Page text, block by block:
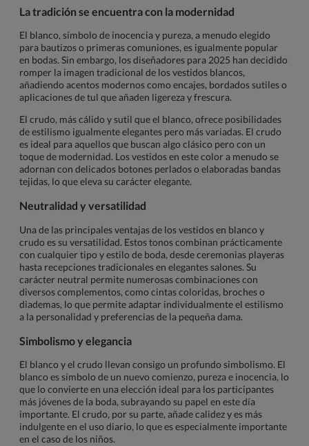
La tradición se encuentra con la modernidad
El blanco, símbolo de inocencia y pureza, a menudo elegido
para bautizos o primeras comuniones, es igualmente popular
en bodas. Sin embargo, los diseñadores para 2025 han decidido
romper la imagen tradicional de los vestidos blancos,
añadiendo acentos modernos como encajes, bordados sutiles o
aplicaciones de tul que añaden ligereza y frescura.
El crudo, más cálido y sutil que el blanco, ofrece posibilidades
de estilismo igualmente elegantes pero más variadas. El crudo
es ideal para aquellos que buscan algo clásico pero con un
toque de modernidad. Los vestidos en este color a menudo se
adornan con delicados botones perlados o elaboradas bandas
tejidas, lo que eleva su carácter elegante.
Neutralidad y versatilidad
Una de las principales ventajas de los vestidos en blanco y
crudo es su versatilidad. Estos tonos combinan prácticamente
con cualquier tipo y estilo de boda, desde ceremonias playeras
hasta recepciones tradicionales en elegantes salones. Su
carácter neutral permite numerosas combinaciones con
diversos complementos, como cintas coloridas, broches o
diademas, lo que permite adaptar individualmente el estilismo
a la personalidad y preferencias de la pequeña dama.
Simbolismo y elegancia
El blanco y el crudo llevan consigo un profundo simbolismo. El
blanco es símbolo de un nuevo comienzo, pureza e inocencia, lo
que lo convierte en una elección ideal para los participantes
más jóvenes de la boda, subrayando su papel en este día
importante. El crudo, por su parte, añade calidez y es más
indulgente en el uso diario, lo que es especialmente importante
en el caso de los niños.